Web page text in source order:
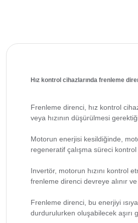
Hız kontrol cihazlarında frenleme
Frenleme direnci, hız kontrol
veya hızının düşürülmesi
Motorun enerjisi kesildiğinde,
regeneratif çalışma süreci
Invertör, motorun hızını kontrol
frenleme direnci devreye alınır
Frenleme direnci, bu enerjiyi
durdurulurken oluşabilecek aşırı